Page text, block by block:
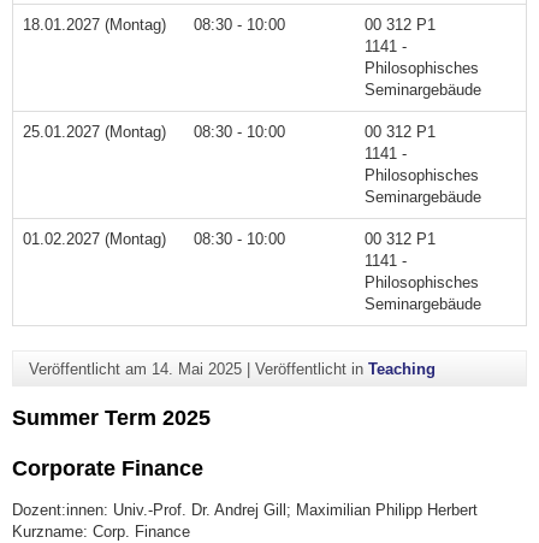
18.01.2027 (Montag) 08:30 - 10:00
00 312 P1
1141 -
Philosophisches
Seminargebäude
25.01.2027 (Montag) 08:30 - 10:00
00 312 P1
1141 -
Philosophisches
Seminargebäude
01.02.2027 (Montag) 08:30 - 10:00
00 312 P1
1141 -
Philosophisches
Seminargebäude
Veröffentlicht am 14. Mai 2025| Veröffentlicht in Teaching
Summer Term 2025
Corporate Finance
Dozent:innen: Univ.-Prof. Dr. Andrej Gill; Maximilian Philipp Herbert
Kurzname: Corp. Finance